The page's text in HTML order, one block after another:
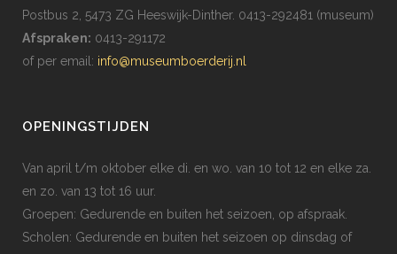
Postbus 2, 5473 ZG Heeswijk-Dinther. 0413-292481 (museum)
Afspraken: 0413-291172
of per email: info@museumboerderij.nl
OPENINGSTIJDEN
Van april t/m oktober elke di. en wo. van 10 tot 12 en elke za.
en zo. van 13 tot 16 uur.
Groepen: Gedurende en buiten het seizoen, op afspraak.
Scholen: Gedurende en buiten het seizoen op dinsdag of